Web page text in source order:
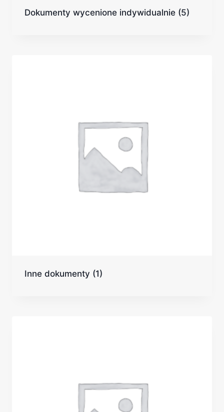
Dokumenty wycenione indywidualnie (5)
Inne dokumenty (1)